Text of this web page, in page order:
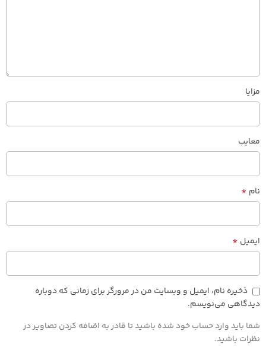
مزایا
معایب
نام *
ایمیل *
ذخیره نام، ایمیل و وبسایت من در مرورگر برای زمانی که دوباره
دیدگاهی می‌نویسم.
شما باید وارد حساب خود شده باشید تا قادر به اضافه کردن تصاویر در
نظرات باشید.